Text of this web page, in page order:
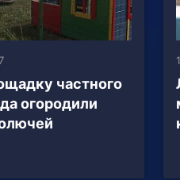
частного
огородили